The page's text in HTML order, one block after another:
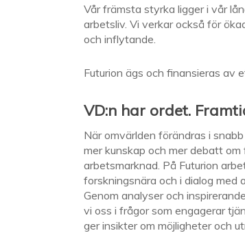
Vår främsta styrka ligger i vår
arbetsliv. Vi verkar också för
och inflytande.
Futurion ägs och finansieras av
VD:n har ordet.
När omvärlden förändras i
mer kunskap och mer debatt om
arbetsmarknad. På Futurion
forskningsnära och i dialog med
Genom analyser och
vi oss i frågor som engagerar
ger insikter om möjligheter och